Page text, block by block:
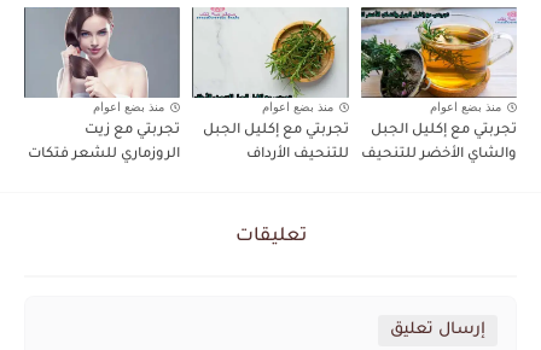
منذ بضع اعوام
تجربتي مع إكليل الجبل
والشاي الأخضر للتنحيف
منذ بضع اعوام
تجربتي مع إكليل الجبل
للتنحيف الأرداف
منذ بضع اعوام
تجربتي مع زيت
الروزماري للشعر فتكات
تعليقات
إرسال تعليق